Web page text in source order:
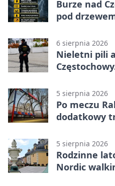
Burze nad
pod
6 sierpnia 2026
Nieletni pili
5 sierpnia 2026
Po meczu
dodatkowy
5 sierpnia 2026
Rodzinne
Nordic